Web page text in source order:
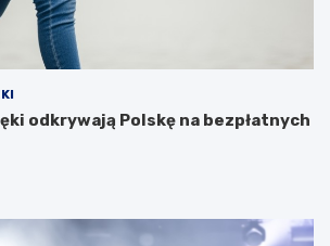
odkrywają Polskę na bezpłatnych